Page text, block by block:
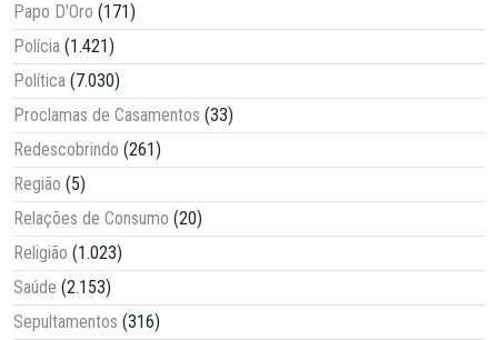
Papo D'Oro (171)
Polícia (1.421)
Política (7.030)
Proclamas de Casamentos (33)
Redescobrindo (261)
Região (5)
Relações de Consumo (20)
Religião (1.023)
Saúde (2.153)
Sepultamentos (316)